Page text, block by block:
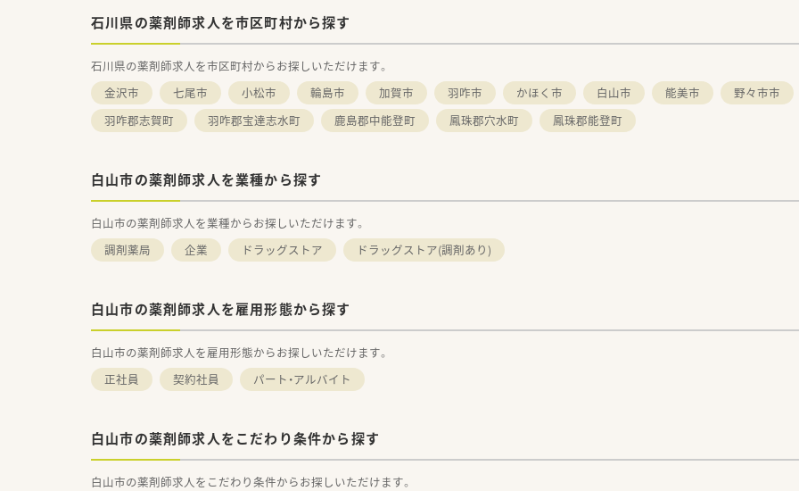
石川県の薬剤師求人を市区町村から探す
石川県の薬剤師求人を市区町村からお探しいただけます。
金沢市
七尾市 小松市 輪島市 加賀市 羽咋市 かほく市 白山市 能美市 野々市市
羽咋郡志賀町
羽咋郡宝達志水町 鹿島郡中能登町 鳳珠郡穴水町 鳳珠郡能登町
白山市の薬剤師求人を業種から探す
白山市の薬剤師求人を業種からお探しいただけます。
調剤薬局
企業 ドラッグストア ドラッグストア(調剤あり)
白山市の薬剤師求人を雇用形態から探す
白山市の薬剤師求人を雇用形態からお探しいただけます。
正社員
契約社員 パート・アルバイト
白山市の薬剤師求人をこだわり条件から探す
白山市の薬剤師求人をこだわり条件からお探しいただけます。